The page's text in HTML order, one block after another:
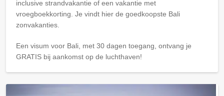
inclusive strandvakantie of een vakantie met
vroegboekkorting. Je vindt hier de goedkoopste Bali
zonvakanties.
Een visum voor Bali, met 30 dagen toegang, ontvang je
GRATIS bij aankomst op de luchthaven!